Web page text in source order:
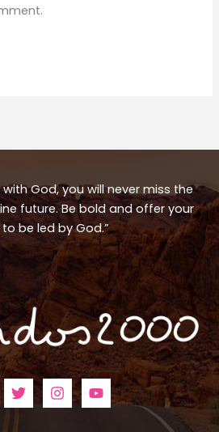
God, you will never miss the
future. Be bold and offer your
be led by God.”